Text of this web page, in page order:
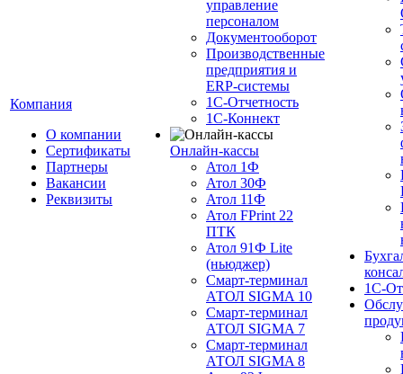
Компания
О компании
Сертификаты
Партнеры
Вакансии
Реквизиты
управление
персоналом
Документооборот
Производственные
предприятия и
ERP-системы
1С-Отчетность
1С-Коннект
Онлайн-кассы
Атол 1Ф
Атол 30Ф
Атол 11Ф
Атол FPrint 22
ПТК
Атол 91Ф Lite
(ньюджер)
Смарт-терминал
АТОЛ SIGMA 10
Смарт-терминал
АТОЛ SIGMA 7
Смарт-терминал
АТОЛ SIGMA 8
1С-